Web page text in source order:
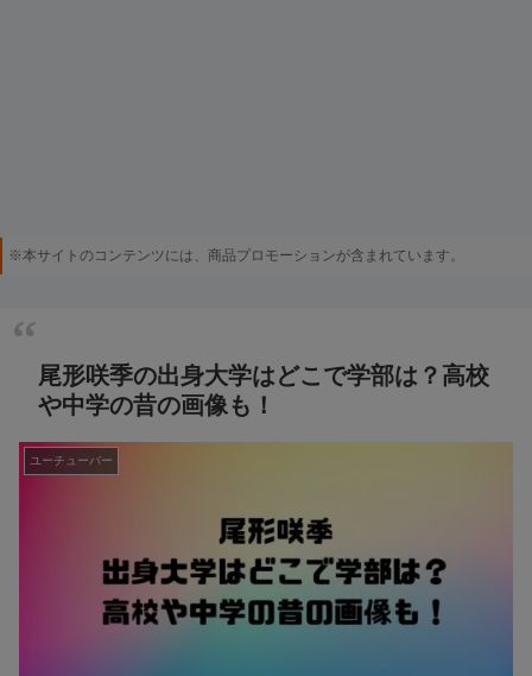
※本サイトのコンテンツには、商品プロモーションが含まれています。
尾形咲季の出身大学はどこで学部は？高校
や中学の昔の画像も！
ユーチューバー